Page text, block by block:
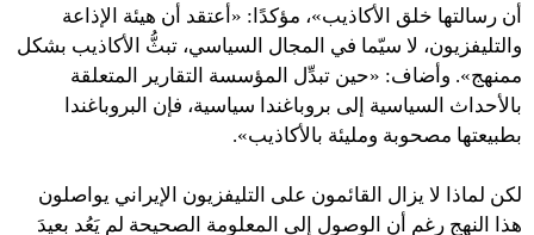
أن رسالتها خلق الأكاذيب»، مؤكدًا: «أعتقد أن هيئة الإذاعة
والتليفزيون، لا سيّما في المجال السياسي، تبثُّ الأكاذيب بشكل
ممنهج». وأضاف: «حين تبدِّل المؤسسة التقارير المتعلقة
بالأحداث السياسية إلى بروباغندا سياسية، فإن البروباغندا
بطبيعتها مصحوبة ومليئة بالأكاذيب».
لكن لماذا لا يزال القائمون على التليفزيون الإيراني يواصلون
هذا النهج رغم أن الوصول إلى المعلومة الصحيحة لم يَعُد بعيدَ